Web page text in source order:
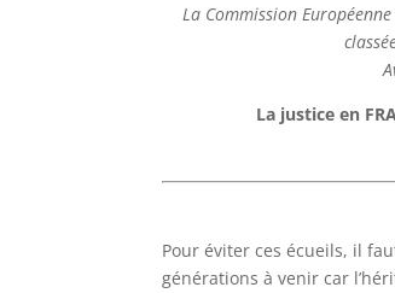
La Commission
La justice en
Pour éviter ces écueils, il
générations à venir car